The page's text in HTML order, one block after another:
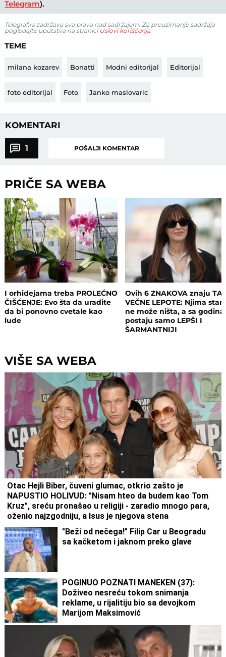
Telegram).
Telegraf.rs zadržava sva prava nad sadržajem. Za preuzimanje sadržaja
pogledajte uputstva na stranici Uslovi korišćenja.
TEME
milana kozarev Bonatti Modni editorijal Editorijal
foto editorijal Foto Janko maslovaric
KOMENTARI
1 POŠALJI KOMENTAR
PRIČE SA WEBA
I orhidejama treba PROLEĆNO
ČIŠĆENJE: Evo šta da uradite
da bi ponovno cvetale kao
lude
Ovih 6 ZNAKOVA znaju
VEČNE LEPOTE: Njima
ne može ništa, a sa
postaju samo LEPŠI I
ŠARMANTNIJI
VIŠE SA WEBA
Otac Hejli Biber, čuveni glumac, otkrio zašto je
NAPUSTIO HOLIVUD: "Nisam hteo da budem kao Tom
Kruz", sreću pronašao u religiji - zaradio mnogo para,
oženio najzgodniju, a Isus je njegova stena
"Beži od nečega!" Filip Car u Beogradu
sa kačketom i jaknom preko glave
POGINUO POZNATI MANEKEN (37):
Doživeo nesreću tokom snimanja
reklame, u rijalitiju bio sa devojkom
Marijom Maksimović